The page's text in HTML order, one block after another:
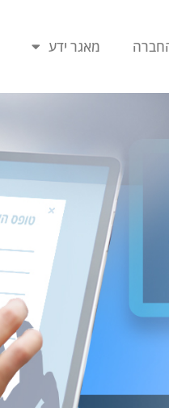
מאגר ידע